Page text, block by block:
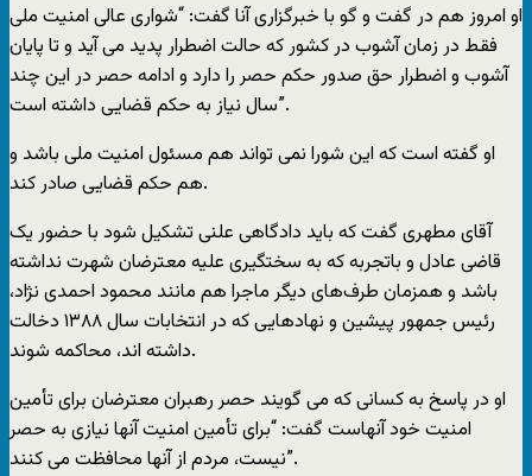
او امروز هم در گفت و گو با خبرگزاری آنا گفت: “شواری عالی امنیت ملی
فقط در زمان آشوب در کشور که حالت اضطرار پدید می آید و تا پایان
آشوب و اضطرار حق صدور حکم حصر را دارد و ادامه حصر در این چند
سال نیاز به حکم قضایی داشته است”.
او گفته است که این شورا نمی تواند هم مسئول امنیت ملی باشد و
هم حکم قضایی صادر کند.
آقای مطهری گفت که باید دادگاهی علنی تشکیل شود با حضور یک
قاضی عادل و باتجربه که به سختگیری علیه معترضان شهرت نداشته
باشد و همزمان طرف‌های دیگر ماجرا هم مانند محمود احمدی نژاد،
رئیس جمهور پیشین و نهادهایی که در انتخابات سال ۱۳۸۸ دخالت
داشته اند، محاکمه شوند.
او در پاسخ به کسانی که می گویند حصر رهبران معترضان برای تأمین
امنیت خود آنهاست گفت: “برای تأمین امنیت آنها نیازی به حصر
نیست، مردم از آنها محافظت می کنند”.